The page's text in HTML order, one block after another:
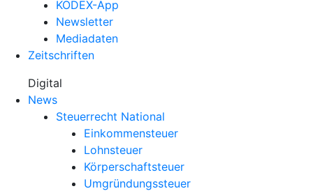
KODEX-App
Newsletter
Mediadaten
Zeitschriften
Digital
News
Steuerrecht National
Einkommensteuer
Lohnsteuer
Körperschaftsteuer
Umgründungssteuer